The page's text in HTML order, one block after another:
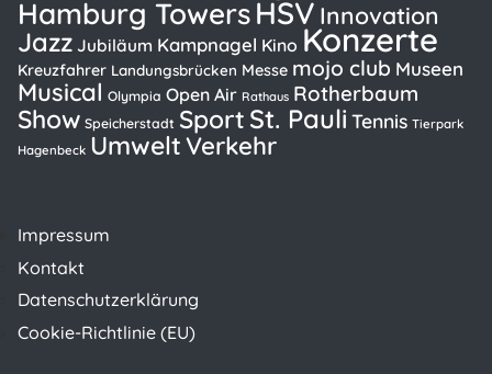
Impressum
Kontakt
Datenschutzerklärung
Cookie-Richtlinie (EU)
Hamburg TowersHSV Innovation
Jazz Jubiläum Kampnagel Kino Konzerte
Kreuzfahrer Landungsbrücken Messe mojo club Museen
Musical Olympia Open Air Rathaus Rotherbaum
Show Speicherstadt Sport St. Pauli Tennis Tierpark
Hagenbeck UmweltVerkehr